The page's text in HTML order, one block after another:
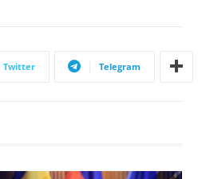
Twitter Telegram